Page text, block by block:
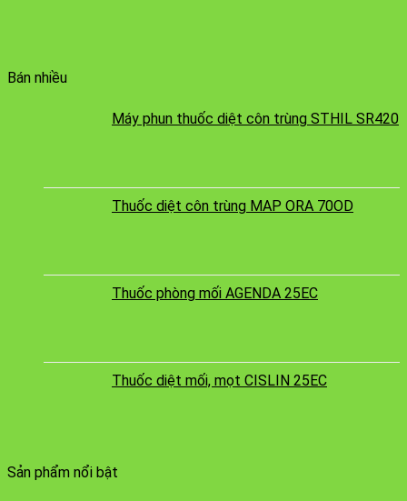
Bán nhiều
Máy phun thuốc diệt côn trùng STHIL SR420
Thuốc diệt côn trùng MAP ORA 70OD
Thuốc phòng mối AGENDA 25EC
Thuốc diệt mối, mọt CISLIN 25EC
Sản phẩm nổi bật